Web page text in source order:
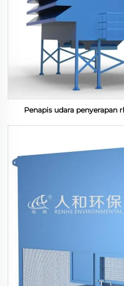
Penapis udara penyerapan